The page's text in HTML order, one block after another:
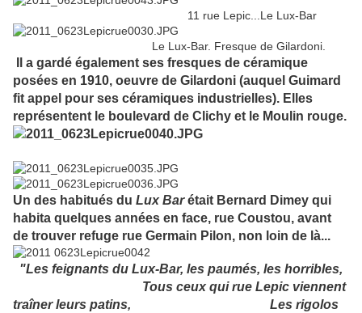
11 rue Lepic...Le Lux-Bar
Le Lux-Bar. Fresque de Gilardoni.
Il a gardé également ses fresques de céramique
posées en 1910, oeuvre de Gilardoni (auquel Guimard
fit appel pour ses céramiques industrielles). Elles
représentent le boulevard de Clichy et le Moulin rouge.
Un des habitués du Lux Barétait Bernard Dimey qui
habita quelques années en face, rue Coustou, avant
de trouver refuge rue Germain Pilon, non loin de là...
"Les feignants du Lux-Bar, les paumés, les horribles,
Tous ceux qui rue Lepic viennent
traîner leurs patins, Les rigolos